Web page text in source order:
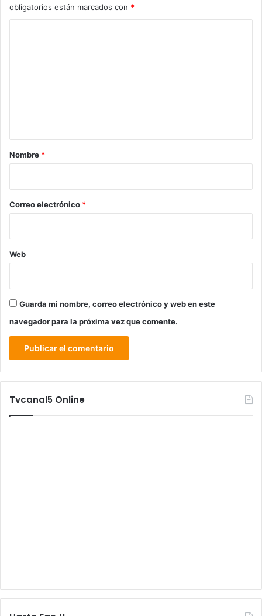
obligatorios están marcados con *
r
*
Nombre *
Correo electrónico *
Web
Guarda mi nombre, correo electrónico y web en este
navegador para la próxima vez que comente.
Tvcanal5 Online